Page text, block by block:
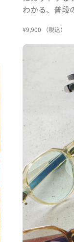
わかる、普段
¥9,900 （税込）